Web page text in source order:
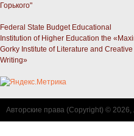
Горького"
Federal State Budget Educational
Institution of Higher Education the
Gorky Institute of Literature and Creative
Writing»
Авторские права (Copyright) ©